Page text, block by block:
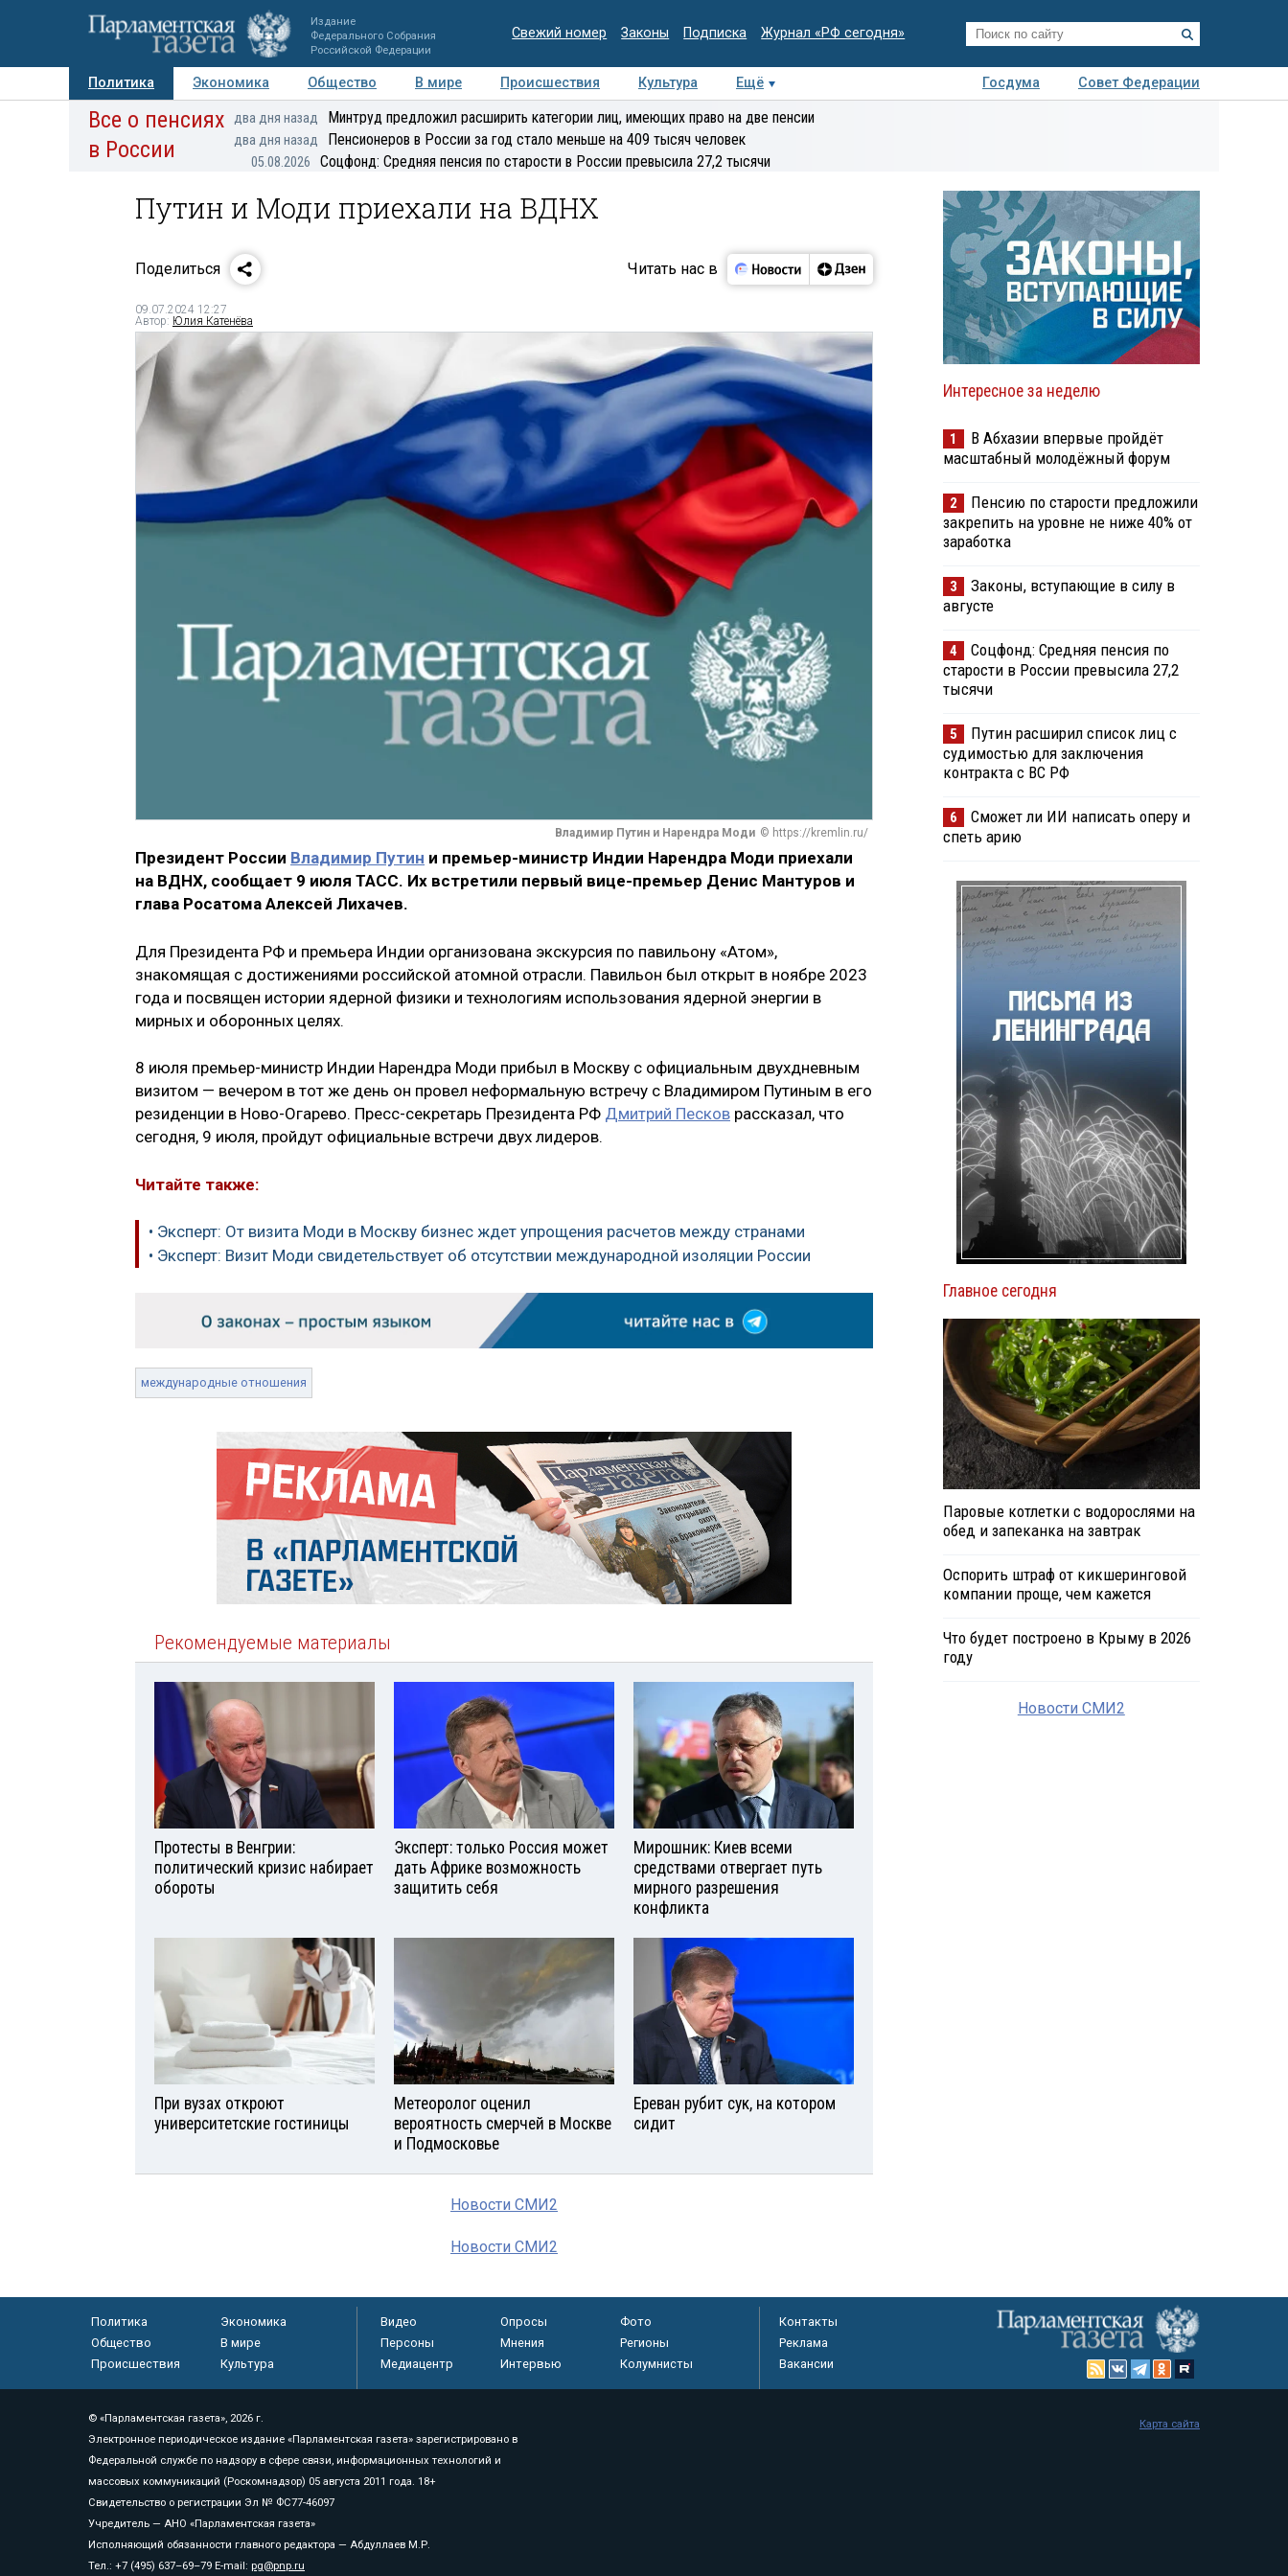
Издание
Федерального Собрания
Российской Федерации
Свежий номер Законы Подписка Журнал «РФ сегодня»
Политика Экономика Общество В мире Происшествия Культура Ещё Госдума
Совет Федерации
Авторы Персоны Мнения Регионы Медиацентр Интервью Колумнисты
Деловая
Все о пенсиях
в России
два дня назад Минтруд предложил расширить категории лиц, имеющих право на две пенсии
два дня назад Пенсионеров в России за год стало меньше на 409 тысяч человек
05.08.2026 Соцфонд: Средняя пенсия по старости в России превысила 27,2 тысячи
Путин и Моди приехали на ВДНХ
Поделиться Читать нас в
09.07.2024 12:27
Автор: Юлия Катенёва
Владимир Путин и Нарендра Моди © https://kremlin.ru/
Президент России Владимир Путин и премьер-министр Индии Нарендра Моди приехали
на ВДНХ, сообщает 9 июля ТАСС. Их встретили первый вице-премьер Денис Мантуров и
глава Росатома Алексей Лихачев.
Для Президента РФ и премьера Индии организована экскурсия по павильону «Атом»,
знакомящая с достижениями российской атомной отрасли. Павильон был открыт в ноябре 2023
года и посвящен истории ядерной физики и технологиям использования ядерной энергии в
мирных и оборонных целях.
8 июля премьер-министр Индии Нарендра Моди прибыл в Москву с официальным двухдневным
визитом — вечером в тот же день он провел неформальную встречу с Владимиром Путиным в его
резиденции в Ново-Огарево. Пресс-секретарь Президента РФ Дмитрий Песков рассказал, что
сегодня, 9 июля, пройдут официальные встречи двух лидеров.
Читайте также:
• Эксперт: От визита Моди в Москву бизнес ждет упрощения расчетов между странами
• Эксперт: Визит Моди свидетельствует об отсутствии международной изоляции России
международные отношения
Рекомендуемые материалы
Протесты в Венгрии:
политический кризис набирает
обороты
Эксперт: только Россия может
дать Африке возможность
защитить себя
Мирошник: Киев всеми
средствами отвергает путь
мирного разрешения
конфликта
При вузах откроют
университетские гостиницы
Метеоролог оценил
вероятность смерчей в Москве
и Подмосковье
Ереван рубит сук, на котором
сидит
Новости СМИ2
Новости СМИ2
Интересное за неделю
1
В Абхазии впервые пройдёт
масштабный молодёжный форум
2
Пенсию по старости предложили
закрепить на уровне не ниже 40% от
заработка
3
Законы, вступающие в силу в
августе
4
Соцфонд: Средняя пенсия по
старости в России превысила 27,2
тысячи
5
Путин расширил список лиц с
судимостью для заключения
контракта с ВС РФ
6
Сможет ли ИИ написать оперу и
спеть арию
Главное сегодня
Паровые котлетки с водорослями на
обед и запеканка на завтрак
Оспорить штраф от кикшеринговой
компании проще, чем кажется
Что будет построено в Крыму в 2026
году
Новости СМИ2
Политика
Экономика
Общество
В мире
Происшествия
Культура
Видео Опросы
Фото
Персоны
Мнения
Регионы
Медиацентр
Интервью Колумнисты
Контакты
Реклама
Вакансии
© «Парламентская газета», 2026 г.
Электронное периодическое издание «Парламентская газета» зарегистрировано в
Федеральной службе по надзору в сфере связи, информационных технологий и
массовых коммуникаций (Роскомнадзор) 05 августа 2011 года. 18+
Свидетельство о регистрации Эл № ФС77-46097
Учредитель — АНО «Парламентская газета»
Исполняющий обязанности главного редактора — Абдуллаев М.Р.
Тел.: +7 (495) 637–69–79 E-mail: pg@pnp.ru
Карта сайта